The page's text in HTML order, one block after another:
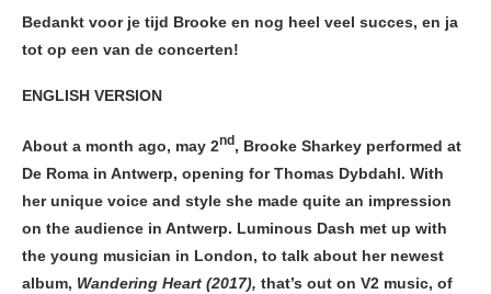
Bedankt voor je tijd Brooke en nog heel veel succes, en ja
tot op een van de concerten!
ENGLISH VERSION
About a month ago, may 2nd , Brooke Sharkey performed at
De Roma in Antwerp, opening for Thomas Dybdahl. With
her unique voice and style she made quite an impression
on the audience in Antwerp. Luminous Dash met up with
the young musician in London, to talk about her newest
album, Wandering Heart (2017), that’s out on V2 music, of